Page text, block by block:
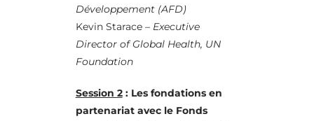
Développement (AFD)
Kevin Starace – Executive
Director of Global Health, UN
Foundation
Session 2: Les fondations en
partenariat avec le Fonds